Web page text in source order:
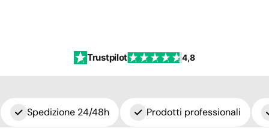
Trustpilot 4,8
Spedizione 24/48h Prodotti professionali